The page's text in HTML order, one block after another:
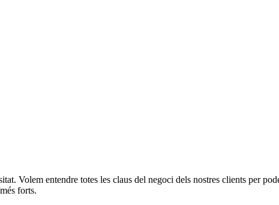
Volem entendre totes les claus del negoci dels nostres clients per
forts.